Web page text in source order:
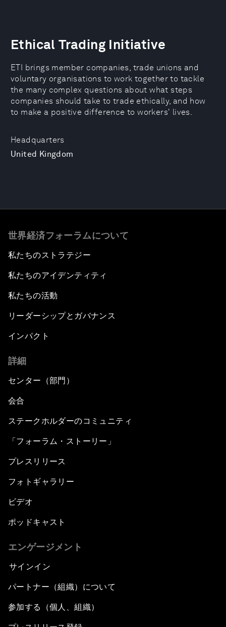
Headquarters
United Kingdom
Ethical Trading Initiative
ETI brings member companies, trade unions and
voluntary organisations to work together to tackle
the many complex questions about what steps
companies should take to trade ethically, and how
to make a positive difference to workers' lives.
世界経済フォーラムについて
私たちのストラテジー
私たちのアイデンティティ
私たちの活動
リーダーシップとガバナンス
インパクト
詳細
センター（部門）
会合
ステークホルダーのコミュニティ
「フォーラム・ストーリー」
プレスリリース
フォトギャラリー
ビデオ
ポッドキャスト
エンゲージメント
サインイン
パートナー（組織）について
参加する（個人、組織）